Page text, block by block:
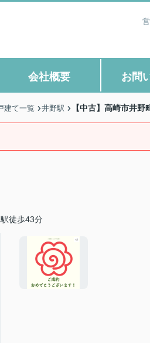
会社概要 お問
建て一覧 井野駅 【中古】高崎市井
徒歩43分